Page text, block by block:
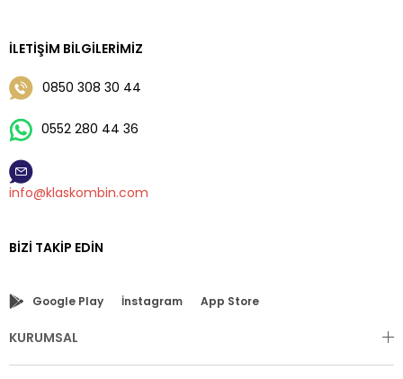
İLETIŞIM BILGILERIMIZ
0850 308 30 44
0552 280 44 36
info@klaskombin.com
BIZI TAKIP EDIN
Google Play İnstagram App Store
KURUMSAL